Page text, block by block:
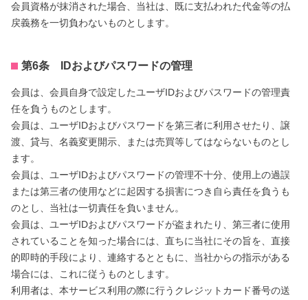
会員資格が抹消された場合、当社は、既に支払われた代金等の払
戻義務を一切負わないものとします。
第6条 IDおよびパスワードの管理
会員は、会員自身で設定したユーザIDおよびパスワードの管理責
任を負うものとします。
会員は、ユーザIDおよびパスワードを第三者に利用させたり、譲
渡、貸与、名義変更開示、または売買等してはならないものとし
ます。
会員は、ユーザIDおよびパスワードの管理不十分、使用上の過誤
または第三者の使用などに起因する損害につき自ら責任を負うも
のとし、当社は一切責任を負いません。
会員は、ユーザIDおよびパスワードが盗まれたり、第三者に使用
されていることを知った場合には、直ちに当社にその旨を、直接
的即時的手段により、連絡するとともに、当社からの指示がある
場合には、これに従うものとします。
利用者は、本サービス利用の際に行うクレジットカード番号の送